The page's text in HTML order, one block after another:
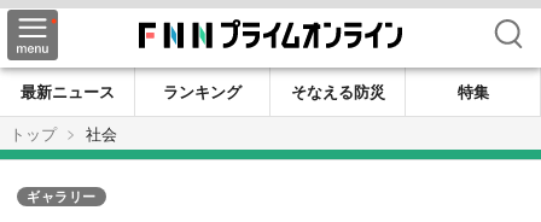
検索
最新ニュース ランキング そなえる防災
特集
トップ
社会
ギャラリー